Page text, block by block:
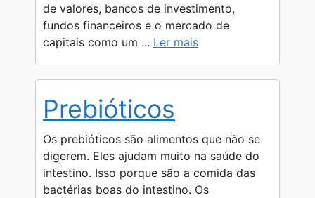
de valores, bancos de investimento,
fundos financeiros e o mercado de
capitais como um ... Ler mais
Prebióticos
Os prebióticos são alimentos que não se
digerem. Eles ajudam muito na saúde do
intestino. Isso porque são a comida das
bactérias boas do intestino. Os